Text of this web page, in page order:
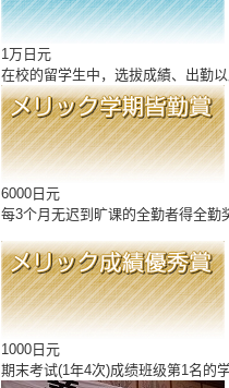
1万日元
在校的留学生中，选拔成績、出勤
6000日元
每3个月无迟到旷课的全勤者得全勤
1000日元
期末考试(1年4次)成绩班级第1名的